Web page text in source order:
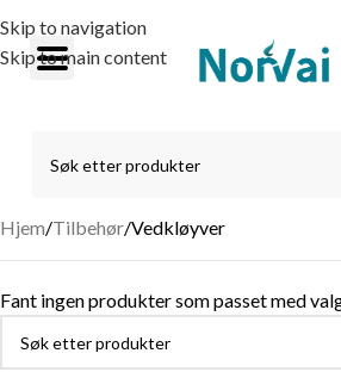
Skip to navigation
Skip to main content
Hjem Tilbehør Vedkløyver
Fant ingen produkter som passet med